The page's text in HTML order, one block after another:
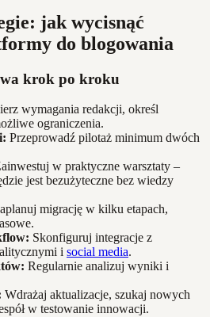
jak wycisnąć
do blogowania
krok po kroku
wymagania redakcji, określ
ograniczenia.
Przeprowadź pilotaż minimum dwóch
w praktyczne warsztaty –
jest bezużyteczne bez wiedzy
migrację w kilku etapach,
Skonfiguruj integracje z
i social media.
Regularnie analizuj wyniki i
Wdrażaj aktualizacje, szukaj nowych
w testowanie innowacji.